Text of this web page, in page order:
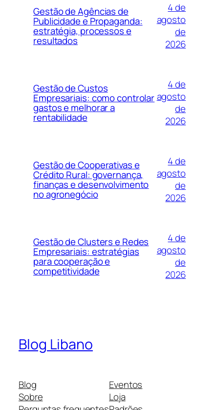
Gestão de Agências de
Publicidade e Propaganda:
estratégia, processos e
resultados
4 de
agosto
de
2026
Gestão de Custos
Empresariais: como controlar
gastos e melhorar a
rentabilidade
4 de
agosto
de
2026
Gestão de Cooperativas e
Crédito Rural: governança,
finanças e desenvolvimento
no agronegócio
4 de
agosto
de
2026
Gestão de Clusters e Redes
Empresariais: estratégias
para cooperação e
competitividade
4 de
agosto
de
2026
Blog Libano
Blog
Sobre
Eventos
Loja